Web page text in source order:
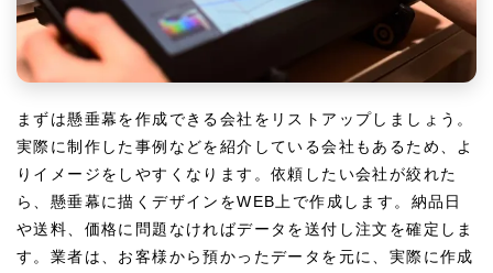
まずは懸垂幕を作成できる会社をリストアップしましょう。
実際に制作した事例などを紹介している会社もあるため、よ
りイメージをしやすくなります。依頼したい会社が絞れた
ら、懸垂幕に描くデザインをWEB上で作成します。納品日
や送料、価格に問題なければデータを送付し注文を確定しま
す。業者は、お客様から預かったデータを元に、実際に作成